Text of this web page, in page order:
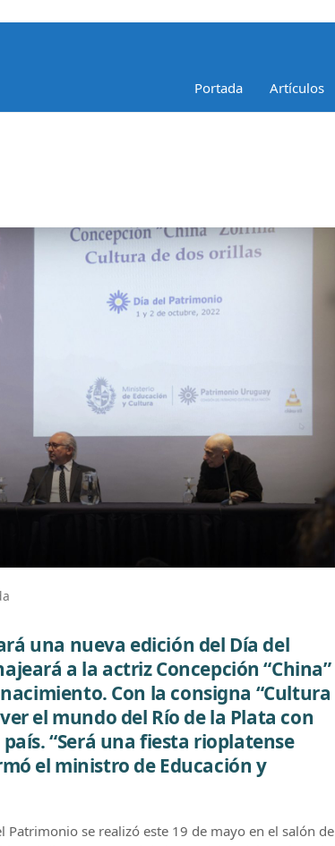
Portada Artículos
una nueva edición del Día del
a la actriz Concepción “China”
Con la consigna “Cultura
el mundo del Río de la Plata con
“Será una fiesta rioplatense
el ministro de Educación y
Patrimonio se realizó este 19 de mayo en el salón de